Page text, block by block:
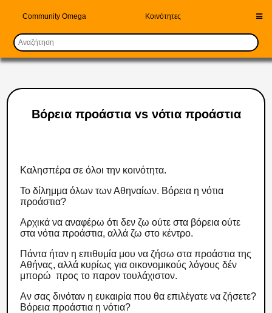
Community Omega Κοινότητες
Βόρεια προάστια vs νότια προάστια
Καλησπέρα σε όλοι την κοινότητα.
Το δίλημμα όλων των Αθηναίων. Βόρεια η νότια
προάστια?
Αρχικά να αναφέρω ότι δεν ζω ούτε στα βόρεια ούτε
στα νότια προάστια, αλλά ζω στο κέντρο.
Πάντα ήταν η επιθυμία μου να ζήσω στα προάστια της
Αθήνας, αλλά κυρίως για οικονομικούς λόγους δέν
μπορώ προς το παρον τουλάχιστον.
Αν σας δινόταν η ευκαιρία που θα επιλέγατε να ζήσετε?
Βόρεια προάστια η νότια?